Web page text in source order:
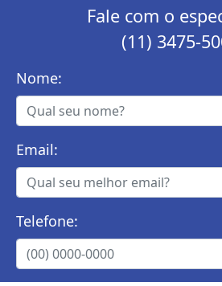
Fale com o
(11) 3475-
Nome:
Email:
Telefone: